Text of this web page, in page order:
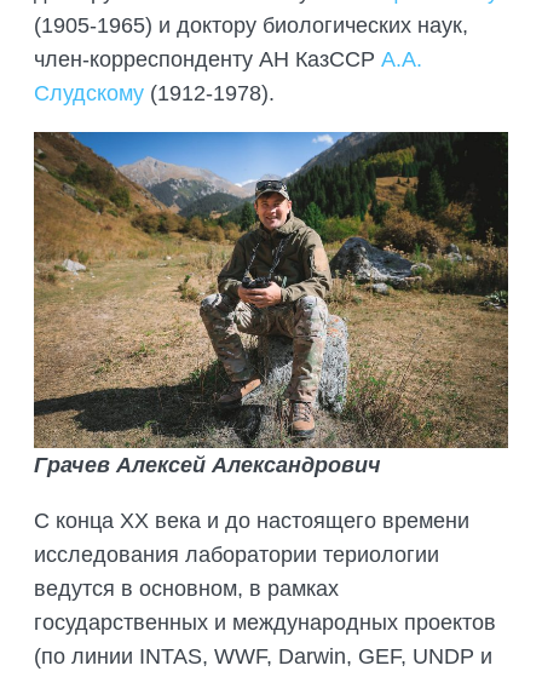
ОБОСНОВАНИЙ
ОРГАНИЗАЦИЯ ТРЕНИНГОВ И
СЕМИНАРОВ, ПОЛЕВЫХ ЭКСКУРСИЙ
ОРГАНИЗАЦИЯ ПОЛЕВЫХ ПРАКТИК,
СТАЖИРОВОК
СОВМЕСТНО С НАУЧНЫМ
ОБЩЕСТВОМ ТЕТИС
СЕЛЕВИНИЯ
SAIGA NEWS
(1905-1965) и доктору биологических наук,
член-корреспонденту АН КазССР А.А.
Слудскому (1912-1978).
Грачев Алексей Александрович
С конца XX века и до настоящего времени
исследования лаборатории териологии
ведутся в основном, в рамках
государственных и международных проектов
(по линии INTAS, WWF, Darwin, GEF, UNDP и